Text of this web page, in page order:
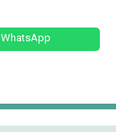
WhatsApp